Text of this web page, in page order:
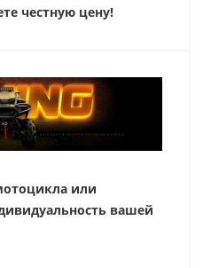
честную цену!
или
вашей